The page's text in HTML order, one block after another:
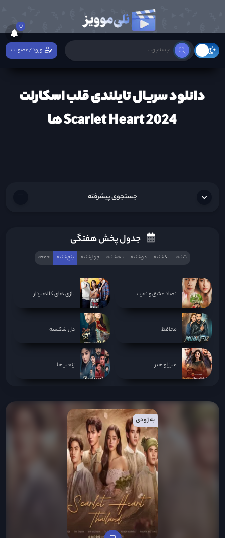
0
ورود/عضویت
دانلود سریال تایلندی قلب اسکارلت
Scarlet Heart 2024 ها
جستجوی پیشرفته
جدول پخش هفتگی
شنبه یکشنبه دوشنبه سه‌‌شنبه چهارشنبه پنج‌شنبه جمعه
تضاد عشق و نفرت بازی های کلاهبردار
محافظ دل شکسته
میرزا و هیر زنجیر ها
به زودی